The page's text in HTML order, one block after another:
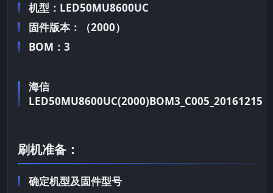
机型：LED50MU8600UC
固件版本：（2000）
BOM：3
海信
LED50MU8600UC(2000)BOM3_C005_20161215
刷机准备：
确定机型及固件型号